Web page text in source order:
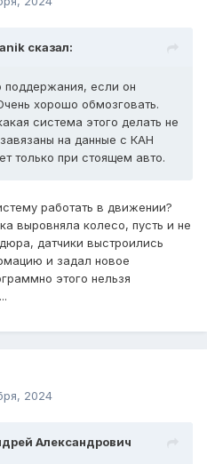
сказал:
поддержания, если он
хорошо обмозговать.
система этого делать не
на данные с КАН
только при стоящем авто.
работать в движении?
выровняла колесо, пусть и не
датчики выстроились
и задал новое
этого нельзя
2024
Александрович